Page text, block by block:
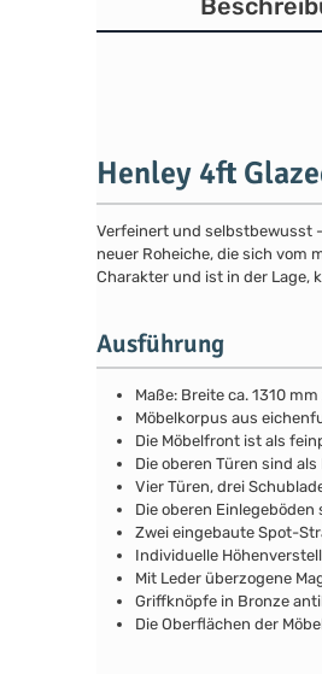
Henley 4ft
Verfeinert und selbstbewusst
neuer Roheiche, die sich vom
Charakter und ist in der Lage,
Ausführung
Maße: Breite ca. 1310
Möbelkorpus aus
Die Möbelfront ist als
Die oberen Türen sind
Vier Türen, drei
Die oberen
Zwei eingebaute Spot-
Individuelle
Mit Leder überzogene
Griffknöpfe in Bronze
Die Oberflächen der